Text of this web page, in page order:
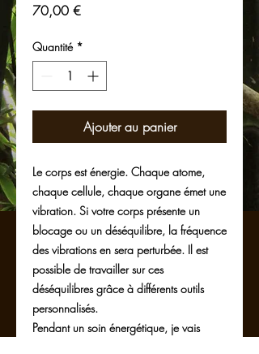
70,00 €Prix
Quantité *
Ajouter au panier
Le corps est énergie. Chaque atome,
chaque cellule, chaque organe émet une
vibration. Si votre corps présente un
blocage ou un déséquilibre, la fréquence
des vibrations en sera perturbée. Il est
possible de travailler sur ces
déséquilibres grâce à différents outils
personnalisés.
Pendant un soin énergétique, je vais